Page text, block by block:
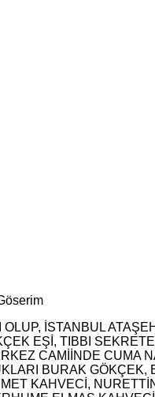
İSTANBUL
EŞİ, TIBBI
CAMİİNDE CUMA
BURAK
KAHVECİ,